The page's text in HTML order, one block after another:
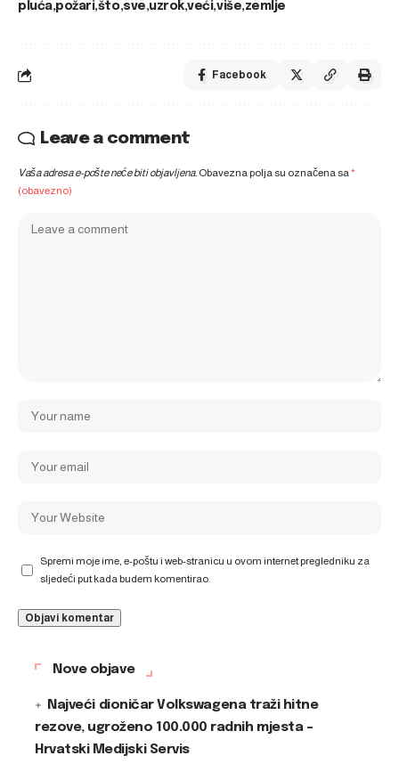
pluća požari što sve uzrok veći više zemlje
Facebook
Leave a comment
Vaša adresa e-pošte neće biti objavljena. Obavezna polja su označena sa*
(obavezno)
Spremi moje ime, e-poštu i web-stranicu u ovom internet pregledniku za
sljedeći put kada budem komentirao.
Nove objave
Najveći dioničar Volkswagena traži hitne
rezove, ugroženo 100.000 radnih mjesta –
Hrvatski Medijski Servis